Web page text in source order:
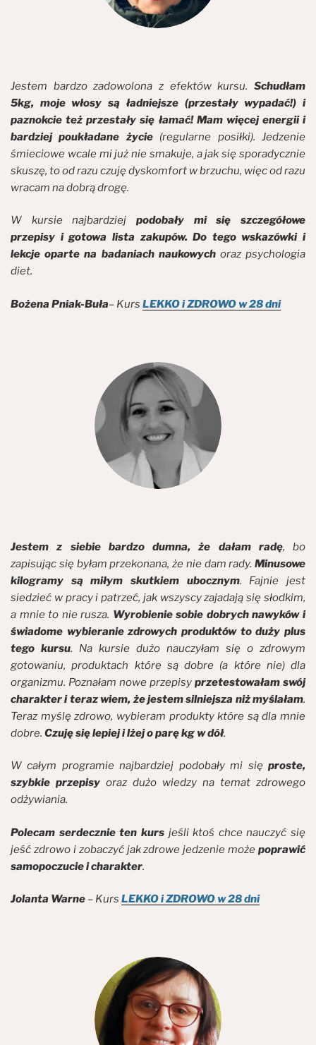
Jestem bardzo zadowolona z efektów kursu. Schudłam
5kg, moje włosy są ładniejsze (przestały wypadać!) i
paznokcie też przestały się łamać! Mam więcej energii i
bardziej poukładane życie(regularne posiłki). Jedzenie
śmieciowe wcale mi już nie smakuje, a jak się sporadycznie
skuszę, to od razu czuję dyskomfort w brzuchu, więc od razu
wracam na dobrą drogę.
W kursie najbardziej podobały mi się szczegółowe
przepisy i gotowa lista zakupów. Do tego wskazówki i
lekcje oparte na badaniach naukowychoraz psychologia
diet.
Bożena Pniak-Buła– Kurs LEKKO i ZDROWO w 28 dni
Jestem z siebie bardzo dumna, że dałam radę, bo
zapisując się byłam przekonana, że nie dam rady. Minusowe
kilogramy są miłym skutkiem ubocznym. Fajnie jest
siedzieć w pracy i patrzeć, jak wszyscy zajadają się słodkim,
a mnie to nie rusza. Wyrobienie sobie dobrych nawyków i
świadome wybieranie zdrowych produktów to duży plus
tego kursu. Na kursie dużo nauczyłam się o zdrowym
gotowaniu, produktach które są dobre (a które nie) dla
organizmu. Poznałam nowe przepisy przetestowałam swój
charakter i teraz wiem, że jestem silniejsza niż myślałam.
Teraz myślę zdrowo, wybieram produkty które są dla mnie
dobre. Czuję się lepiej i lżej o parę kg w dół.
W całym programie najbardziej podobały mi się proste,
szybkie przepisy oraz dużo wiedzy na temat zdrowego
odżywiania.
Polecam serdecznie ten kursjeśli ktoś chce nauczyć się
jeść zdrowo i zobaczyć jak zdrowe jedzenie może poprawić
samopoczucie i charakter.
Jolanta Warne – Kurs LEKKO i ZDROWO w 28 dni